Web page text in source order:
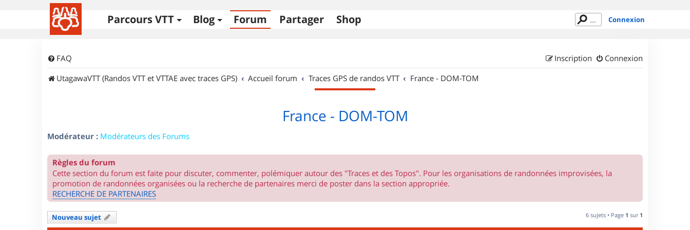
Parcours VTT Blog Forum Partager Shop Connexion
FAQ Connexion
Inscription
UtagawaVTT (Randos VTT et VTTAE avec traces GPS)
Accueil forum Traces GPS de randos VTT France - DOM-TOM
France - DOM-TOM
Modérateur : Modérateurs des Forums
Règles du forum
Cette section du forum est faite pour discuter, commenter, polémiquer autour des "Traces et des Topos". Pour les organisations de randonnées improvisées, la
promotion de randonnées organisées ou la recherche de partenaires merci de poster dans la section appropriée.
RECHERCHE DE PARTENAIRES
Nouveau sujet 6 sujets • Page 1 sur 1